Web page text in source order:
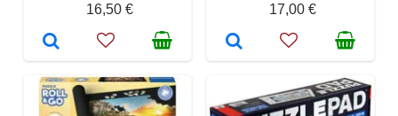
16,50 €
17,00 €